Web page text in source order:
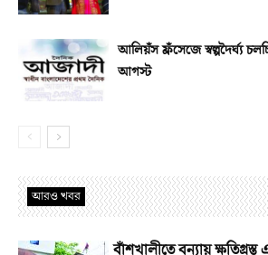
আলিয়ঁস ফ্রঁসেজে স্বল্পদৈর্ঘ্য
আগস্ট
আরও খবর
বাঁশখালীতে বন্যায়